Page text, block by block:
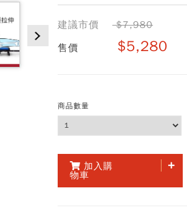
建議市價
$7,980
售價
$5,280
商品數量
加入購
物車